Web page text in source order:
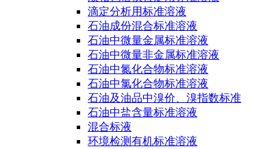
滴定分析用标准溶液
石油成份混合标准溶液
石油中微量金属标准溶液
石油中微量非金属标准溶液
石油中氮化合物标准溶液
石油中氯化合物标准溶液
石油及油品中溴价、溴指数标准
石油中盐含量标准溶液
混合标液
环境检测有机标准溶液